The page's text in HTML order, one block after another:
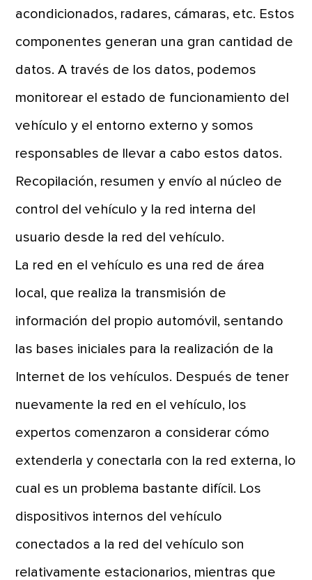
acondicionados, radares, cámaras, etc. Estos
componentes generan una gran cantidad de
datos. A través de los datos, podemos
monitorear el estado de funcionamiento del
vehículo y el entorno externo y somos
responsables de llevar a cabo estos datos.
Recopilación, resumen y envío al núcleo de
control del vehículo y la red interna del
usuario desde la red del vehículo.
La red en el vehículo es una red de área
local, que realiza la transmisión de
información del propio automóvil, sentando
las bases iniciales para la realización de la
Internet de los vehículos. Después de tener
nuevamente la red en el vehículo, los
expertos comenzaron a considerar cómo
extenderla y conectarla con la red externa, lo
cual es un problema bastante difícil. Los
dispositivos internos del vehículo
conectados a la red del vehículo son
relativamente estacionarios, mientras que